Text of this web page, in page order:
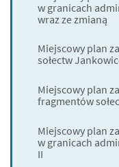
w granicach
wraz ze zmianą
Miejscowy plan
sołectw
Miejscowy plan
fragmentów
Miejscowy plan
w granicach
II